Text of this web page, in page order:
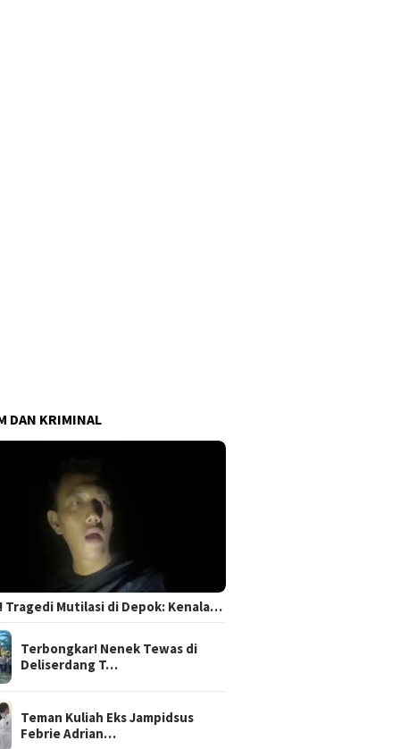
DAN KRIMINAL
Tragedi Mutilasi di Depok: Kenala…
Terbongkar! Nenek Tewas di
Deliserdang T…
Teman Kuliah Eks Jampidsus
Febrie Adrian…